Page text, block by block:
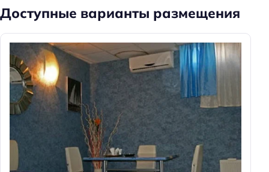
Доступные варианты размещения
а
й